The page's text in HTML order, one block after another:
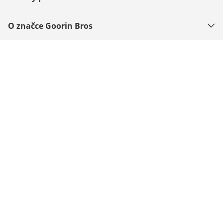
O značce Goorin Bros